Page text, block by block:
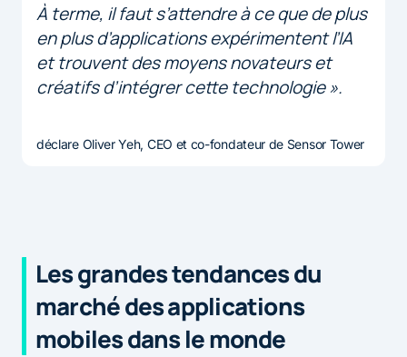
À terme, il faut s’attendre à ce que de plus
en plus d’applications expérimentent l’IA
et trouvent des moyens novateurs et
créatifs d’intégrer cette technologie ».
déclare Oliver Yeh, CEO et co-fondateur de Sensor Tower
Les grandes tendances du
marché des applications
mobiles dans le monde